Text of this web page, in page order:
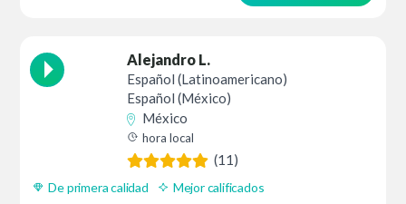
Alejandro L.
Español (Latinoamericano)
Español (México)
México
hora local
(11)
De primera calidad Mejor calificados